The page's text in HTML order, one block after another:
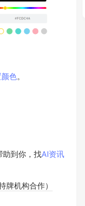
颜色。
助到你，找AI资讯
牌机构合作）